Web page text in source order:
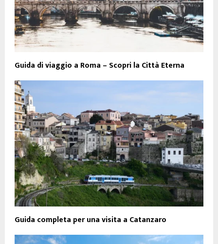
Guida di viaggio a Roma – Scopri la Città Eterna
Guida completa per una visita a Catanzaro